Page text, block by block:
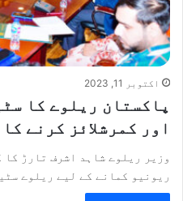
اکتوبر 11, 2023
پاکستان ریلوے کا
اور کمرشلائز کرنے
وزیر ریلوے شاہد اشرف تارڑ کا
ریونیو کمانے کے لیے ریلوے